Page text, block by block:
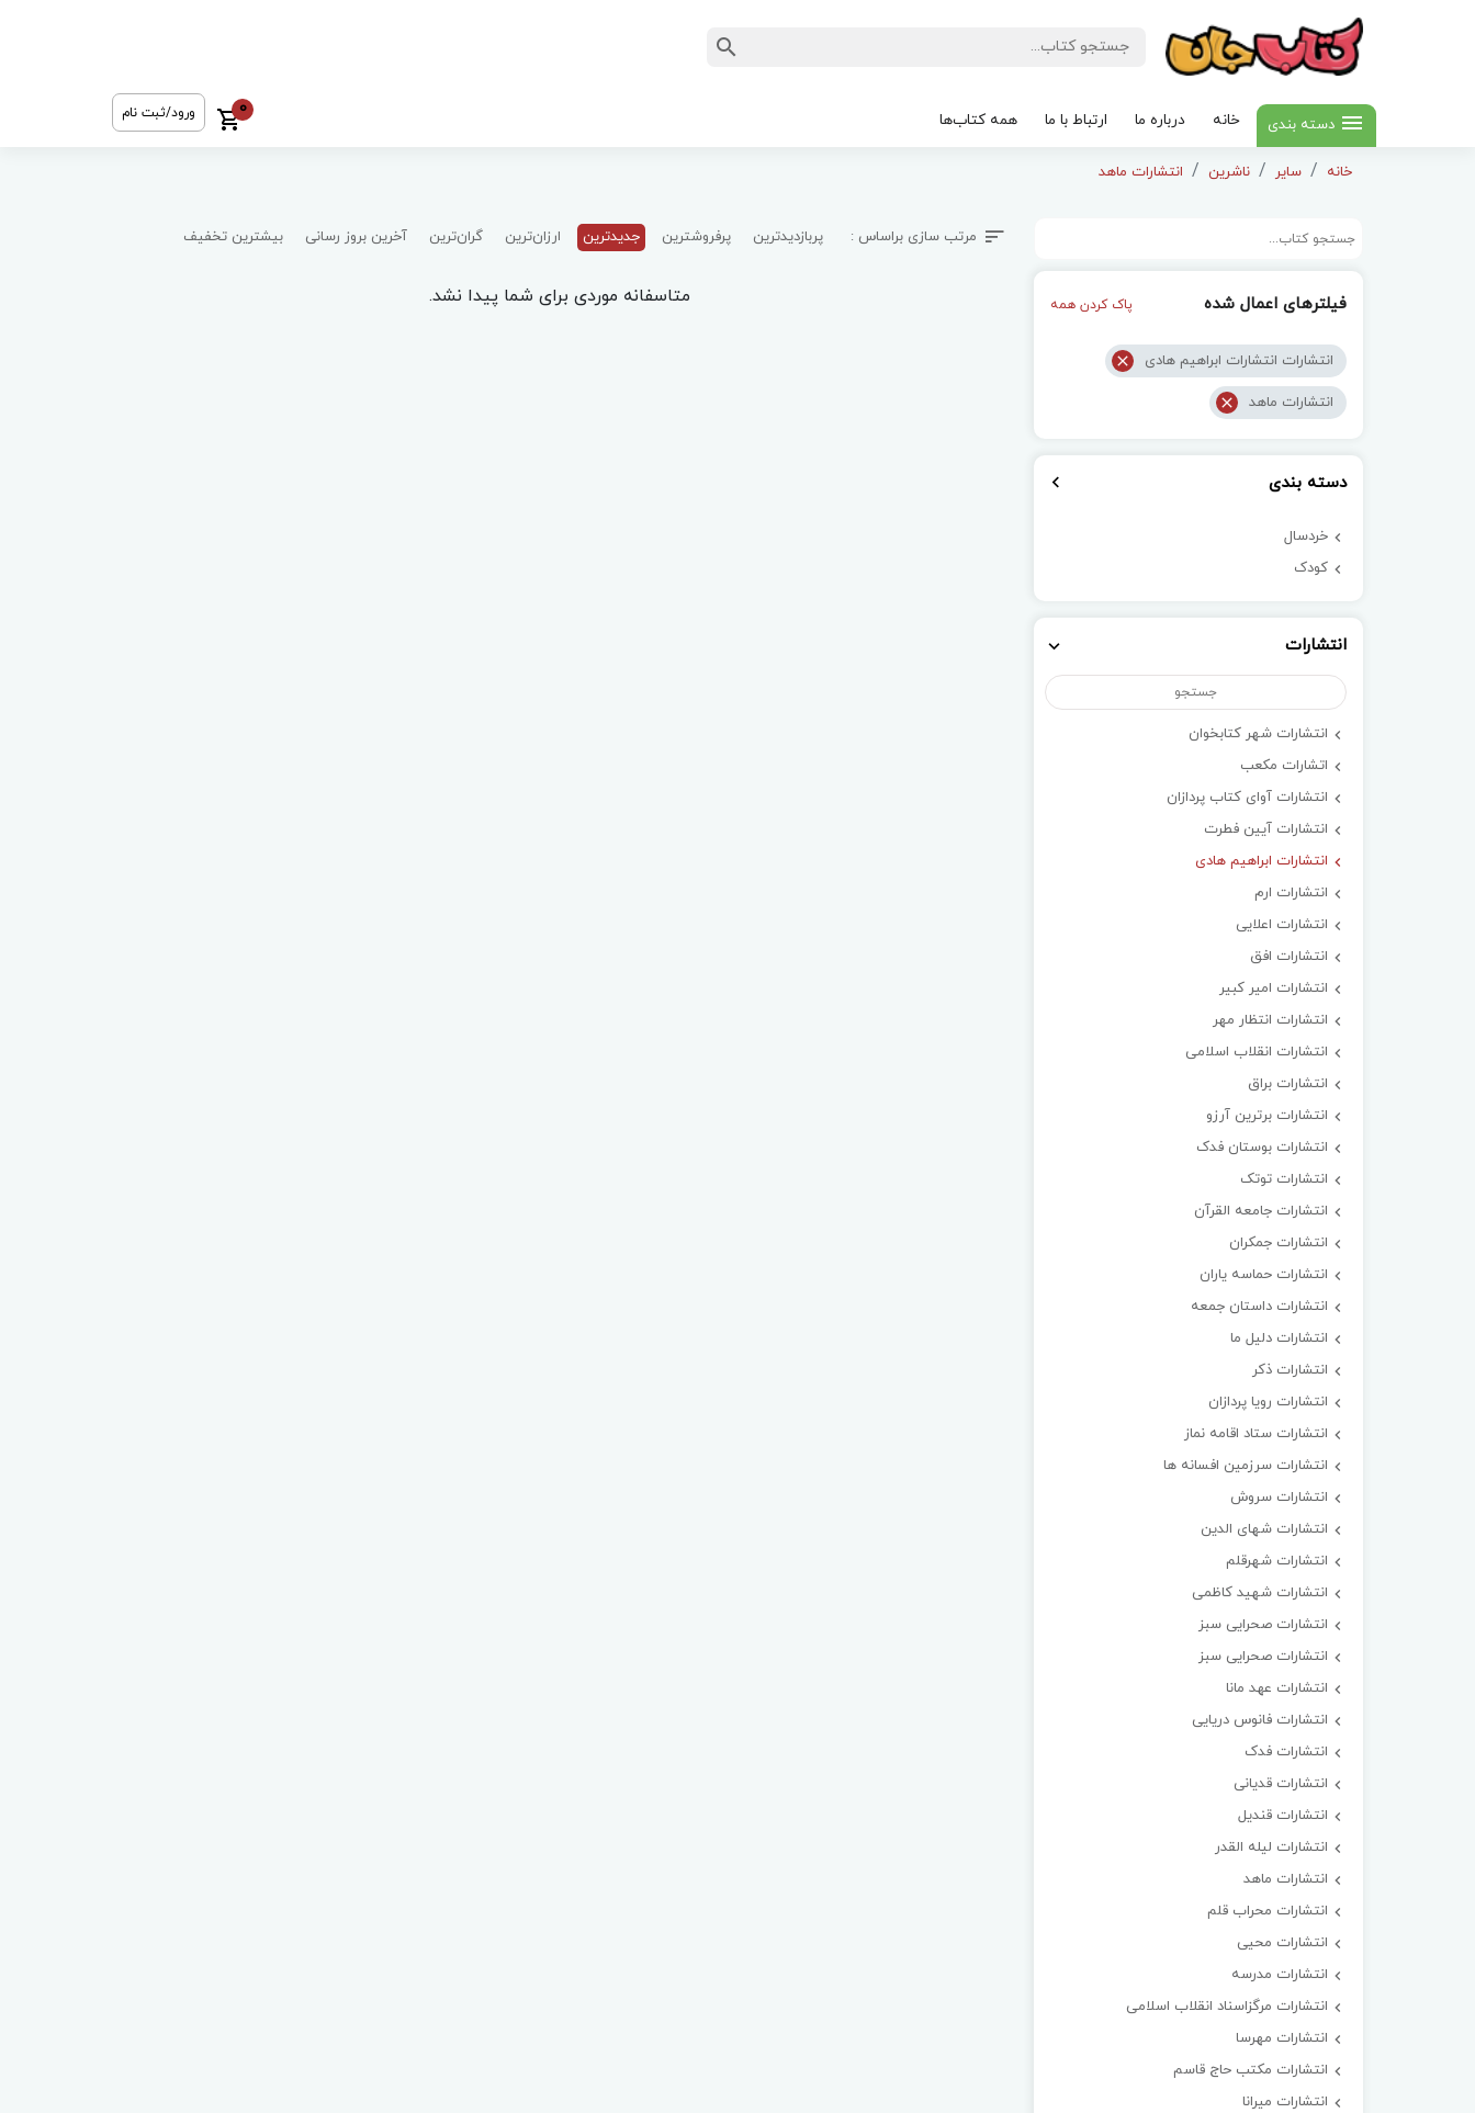
دسته بندی خانه درباره ما ارتباط با ما همه کتاب‌ها
0 ورود/ثبت نام
خانه سایر ناشرین انتشارات ماهد
فیلترهای اعمال شده پاک کردن همه
انتشارات انتشارات ابراهیم هادی
انتشارات ماهد
دسته بندی
خردسال
کودک
انتشارات
انتشارات شهر کتابخوان
اتشارات مکعب
انتشارات آوای کتاب پردازان
انتشارات آیین فطرت
انتشارات ابراهیم هادی
انتشارات ارم
انتشارات اعلایی
انتشارات افق
انتشارات امیر کبیر
انتشارات انتظار مهر
انتشارات انقلاب اسلامی
انتشارات براق
انتشارات برترین آرزو
انتشارات بوستان فدک
انتشارات توتک
انتشارات جامعه القرآن
انتشارات جمکران
انتشارات حماسه یاران
انتشارات داستان جمعه
انتشارات دلیل ما
انتشارات ذکر
انتشارات رویا پردازان
انتشارات ستاد اقامه نماز
انتشارات سرزمین افسانه ها
انتشارات سروش
انتشارات شهای الدین
انتشارات شهرقلم
انتشارات شهید کاظمی
انتشارات صحرایی سبز
انتشارات صحرایی سبز
انتشارات عهد مانا
انتشارات فانوس دریایی
انتشارات فدک
انتشارات قدیانی
انتشارات قندیل
انتشارات لیله القدر
انتشارات ماهد
انتشارات محراب قلم
انتشارات محیی
انتشارات مدرسه
انتشارات مرگزاسناد انقلاب اسلامی
انتشارات مهرسا
انتشارات مکتب حاج قاسم
انتشارات میرانا
مرتب سازی براساس : پربازدیدترین پرفروشترین جدیدترین ارزان‌ترین گران‌ترین آخرین بروز رسانی بیشترین تخفیف
متاسفانه موردی برای شما پیدا نشد.